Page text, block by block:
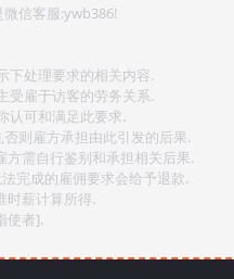
信客服:ywb386!
下处理要求的相关内容.
受雇于访客的劳务关系.
认可和满足此要求.
则雇方承担由此引发的后果.
需自行鉴别和承担相关后果.
完成的雇佣要求会给予退款.
时薪计算所得.
使者].